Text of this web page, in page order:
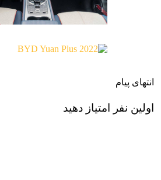
انتهای پیام
اولین نفر امتیاز دهید